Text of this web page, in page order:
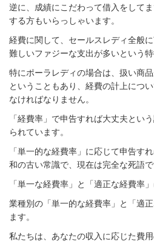
逆に、成績にこだわって借入をして
する方もいらっしゃいます。
経費に関して、セールスレディ全般
難しいファジーな支出が多いという特
特にポーラレディの場合は、扱い商
ということもあり、経費の計上につ
なければなりません。
「経費率」で申告すれば大丈夫とい
られています。
「単一的な経費率」に応じて申告す
和の古い常識で、現在は完全な死語で
「単一な経費率」と「適正な経費率
業種別の「単一的な経費率」と「適
ます。
私たちは、あなたの収入に応じた費